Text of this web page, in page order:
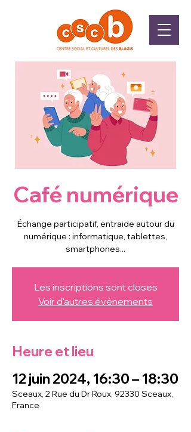
Café numérique
Échange participatif, entraide autour du
numérique : informatique, tablettes,
smartphones...
Les inscriptions sont closes
Voir d'autres événements
Heure et lieu
12 juin 2024, 16:30 – 18:30
Sceaux, 2 Rue du Dr Roux, 92330 Sceaux,
France